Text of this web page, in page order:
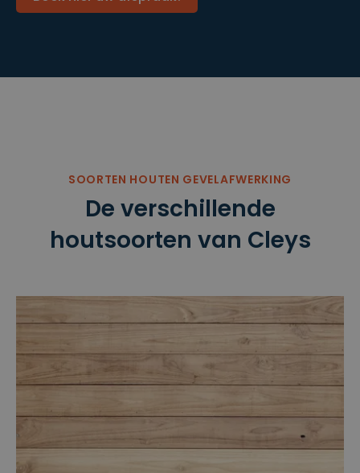
SOORTEN HOUTEN GEVELAFWERKING
De verschillende
houtsoorten van Cleys